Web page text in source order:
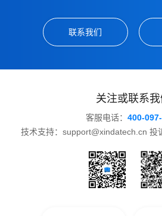
联系我们
关注或联系我
客服电话： 400-
技术支持：support@xindatech.cn 投